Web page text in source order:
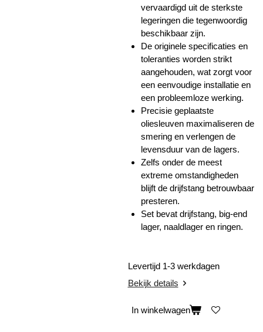
vervaardigd uit de sterkste
legeringen die tegenwoordig
beschikbaar zijn.
De originele specificaties en
toleranties worden strikt
aangehouden, wat zorgt voor
een eenvoudige installatie en
een probleemloze werking.
Precisie geplaatste
oliesleuven maximaliseren de
smering en verlengen de
levensduur van de lagers.
Zelfs onder de meest
extreme omstandigheden
blijft de drijfstang betrouwbaar
presteren.
Set bevat drijfstang, big-end
lager, naaldlager en ringen.
Levertijd 1-3 werkdagen
Bekijk details
In winkelwagen